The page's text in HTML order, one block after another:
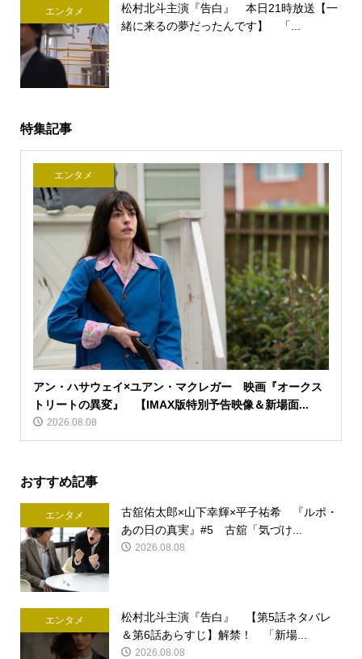
エンタメ
松村北斗主演『告白』 本日21時放送【一
緒に来るの夢だったんです】 「...
特集記事
エンタメ
アン・ハサウェイ×ユアン・マクレガー 映画『オークス
トリートの異変』 【IMAX版特別予告映像＆新場面...
2026.08.08
おすすめ記事
エンタメ
古舘佑太郎×山下幸輝×平子祐希 『ルポ・
あの日の真実』#5 古舘「気づけ...
2026.08.08
エンタメ
松村北斗主演『告白』 【第5話ネタバレ
＆第6話あらすじ】解禁！ 「新場...
2026.08.08